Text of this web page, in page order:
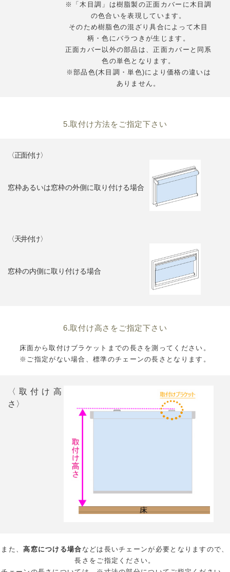
※「木目調」は樹脂製の正面カバーに木目調
の色合いを表現しています。
そのため樹脂色の混ざり具合によって木目
柄・色にバラつきが生じます。
正面カバー以外の部品は、正面カバーと同系
色の単色となります。
※部品色(木目調・単色)により価格の違いは
ありません。
5.取付け方法をご指定下さい
〈正面付け〉
窓枠あるいは窓枠の外側に取り付ける場合
〈天井付け〉
窓枠の内側に取り付ける場合
6.取付け高さをご指定下さい
床面から取付けブラケットまでの長さを測ってください。
※ご指定がない場合、標準のチェーンの長さとなります。
〈取付け高
さ〉
また、高窓につける場合 などは長いチェーンが必要となりますので、
長さをご指定ください。